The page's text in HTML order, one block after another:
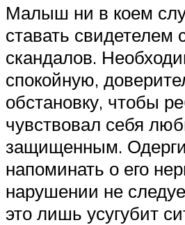
Малыш ни в коем
ставать свидетелем
скандалов.
спокойную,
обстановку, чтобы
чувствовал себя
защищенным.
напоминать о его
нарушении не
это лишь усугубит